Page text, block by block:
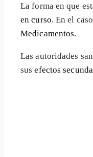
La forma en que
en curso. En el
Medicamentos.
Las autoridades
susefectos